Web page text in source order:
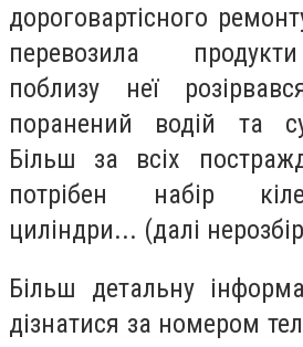
дороговартісного
перевозила
поблизу неї
поранений водій та
Більш за всіх
потрібен набір
циліндри... (далі
Більш детальну
дізнатися за номером